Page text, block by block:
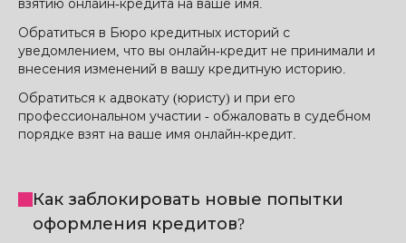
взятию онлайн-кредита на ваше имя.
Обратиться в Бюро кредитных историй с
уведомлением, что вы онлайн-кредит не принимали и
внесения изменений в вашу кредитную историю.
Обратиться к адвокату (юристу) и при его
профессиональном участии - обжаловать в судебном
порядке взят на ваше имя онлайн-кредит.
Как заблокировать новые попытки
оформления кредитов?